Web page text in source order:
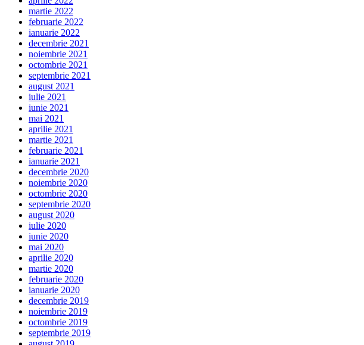
martie 2022
februarie 2022
ianuarie 2022
decembrie 2021
noiembrie 2021
octombrie 2021
septembrie 2021
august 2021
iulie 2021
iunie 2021
mai 2021
aprilie 2021
martie 2021
februarie 2021
ianuarie 2021
decembrie 2020
noiembrie 2020
octombrie 2020
septembrie 2020
august 2020
iulie 2020
iunie 2020
mai 2020
aprilie 2020
martie 2020
februarie 2020
ianuarie 2020
decembrie 2019
noiembrie 2019
octombrie 2019
septembrie 2019